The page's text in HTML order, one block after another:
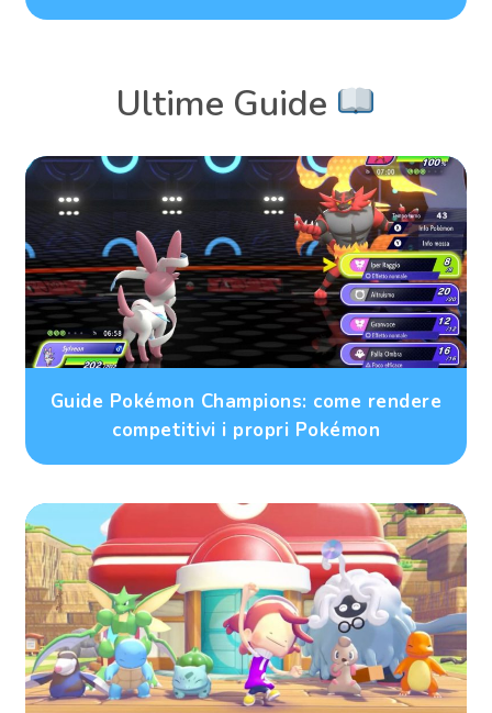
Ultime Guide
Guide Pokémon Champions: come rendere
competitivi i propri Pokémon